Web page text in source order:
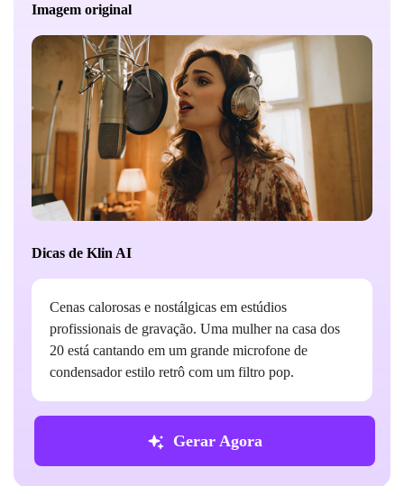
Imagem original
Dicas de Klin AI
Cenas calorosas e nostálgicas em estúdios
profissionais de gravação. Uma mulher na casa dos
20 está cantando em um grande microfone de
condensador estilo retrô com um filtro pop.
Gerar Agora